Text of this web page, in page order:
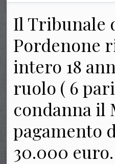
Il Tribunale
Pordenone
intero 18
ruolo ( 6
condanna il
pagamento
30.000 euro.